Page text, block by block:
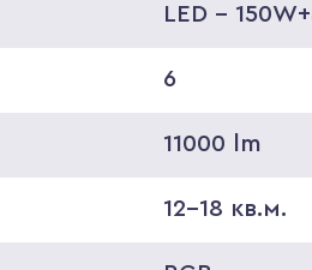
LED -
6
11000 lm
12-18 кв.м.